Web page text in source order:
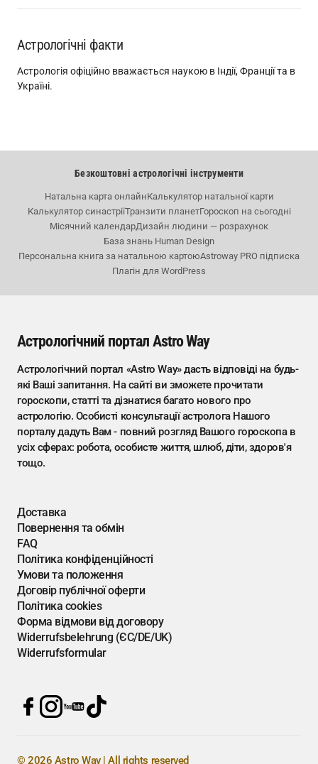
Астрологічні факти
Астрологія офіційно вважається наукою в Індії, Франції та в
Україні.
Безкоштовні астрологічні інструменти
Натальна карта онлайнКалькулятор натальної карти
Калькулятор синастріїТранзити планетГороскоп на сьогодні
Місячний календарДизайн людини — розрахунок
База знань Human Design
Персональна книга за натальною картоюAstroway PRO підписка
Плагін для WordPress
Астрологічний портал Astro Way
Астрологічний портал «Astro Way» дасть відповіді на будь-
які Ваші запитання. На сайті ви зможете прочитати
гороскопи, статті та дізнатися багато нового про
астрологію. Особисті консультації астролога Нашого
порталу дадуть Вам - повний розгляд Вашого гороскопа в
усіх сферах: робота, особисте життя, шлюб, діти, здоров'я
тощо.
Доставка
Повернення та обмін
FAQ
Політика конфіденційності
Умови та положення
Договір публічної оферти
Політика cookies
Форма відмови від договору
Widerrufsbelehrung (ЄС/DE/UK)
Widerrufsformular
© 2026 Astro Way | All rights reserved